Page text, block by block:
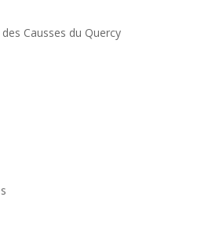
Causses du Quercy